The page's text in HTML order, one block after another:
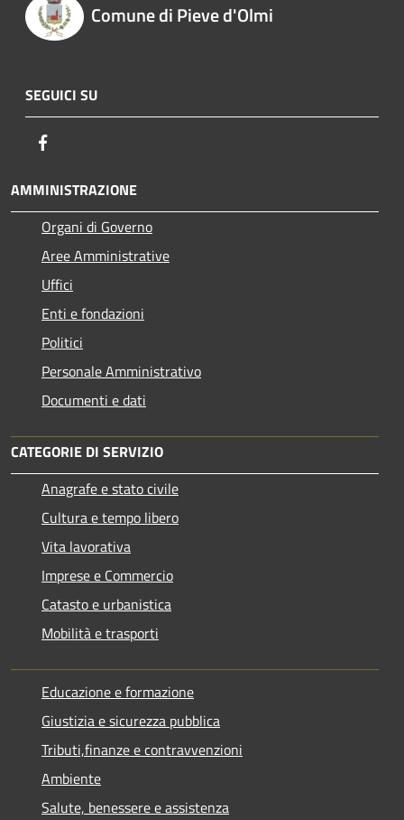
Comune di Pieve d'Olmi
SEGUICI SU
AMMINISTRAZIONE
Organi di Governo
Aree Amministrative
Uffici
Enti e fondazioni
Politici
Personale Amministrativo
Documenti e dati
CATEGORIE DI SERVIZIO
Anagrafe e stato civile
Cultura e tempo libero
Vita lavorativa
Imprese e Commercio
Catasto e urbanistica
Mobilità e trasporti
Educazione e formazione
Giustizia e sicurezza pubblica
Tributi,finanze e contravvenzioni
Ambiente
Salute, benessere e assistenza